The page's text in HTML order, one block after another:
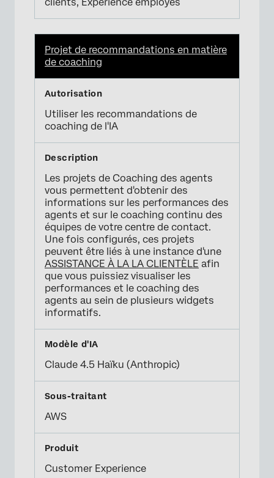
Projet de recommandations en matière
de coaching
Utiliser les recommandations de
coaching de l'IA
Les projets de Coaching des agents
vous permettent d'obtenir des
informations sur les performances des
agents et sur le coaching continu des
équipes de votre centre de contact.
Une fois configurés, ces projets
peuvent être liés à une instance d'une
ASSISTANCE À LA LA CLIENTÈLE afin
que vous puissiez visualiser les
performances et le coaching des
agents au sein de plusieurs widgets
informatifs.
Claude 4.5 Haïku (Anthropic)
AWS
Customer Experience